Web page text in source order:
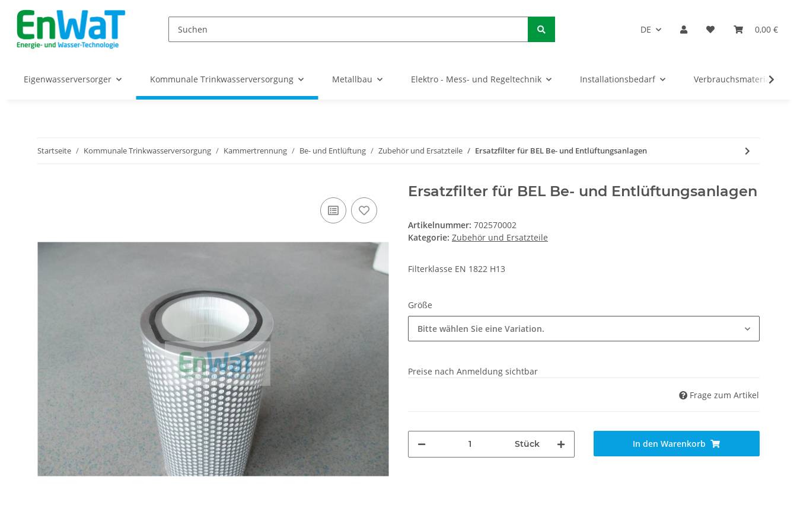
DE 0,00 €
Eigenwasserversorger Kommunale Trinkwasserversorgung Metallbau Elektro - Mess- und Regeltechnik Installationsbedarf Verbrauchsmaterialien
Startseite Kommunale Trinkwasserversorgung Kammertrennung Be- und Entlüftung Zubehör und Ersatzteile Ersatzfilter für BEL Be- und Entlüftungsanlagen
Ersatzfilter für BEL Be- und Entlüftungsanlagen
Artikelnummer: 702570002
Kategorie: Zubehör und Ersatzteile
Filterklasse EN 1822 H13
Größe
Bitte wählen Sie eine Variation.
Preise nach Anmeldung sichtbar
Frage zum Artikel
Stück In den Warenkorb